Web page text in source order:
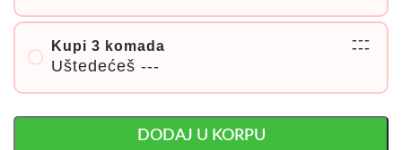
Kupi 3 komada
Uštedećeš ---
---
---
DODAJ U KORPU